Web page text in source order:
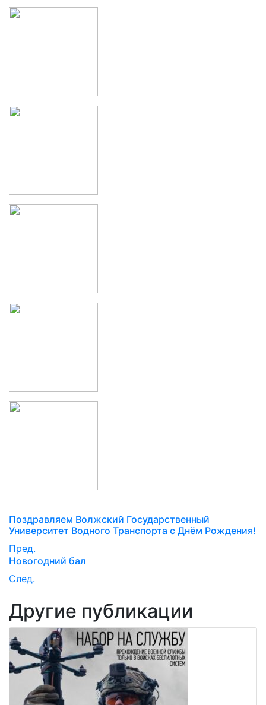
Поздравляем Волжский Государственный
Университет Водного Транспорта с Днём Рождения!
Пред.
Новогодний бал
След.
Другие публикации